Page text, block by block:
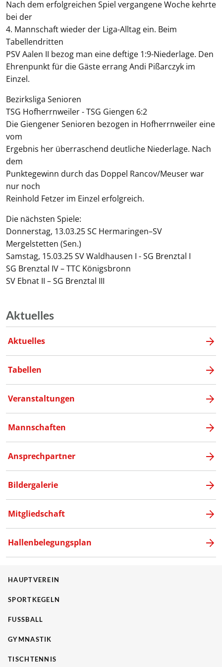
Nach dem erfolgreichen Spiel vergangene Woche kehrte
bei der
4. Mannschaft wieder der Liga-Alltag ein. Beim
Tabellendritten
PSV Aalen II bezog man eine deftige 1:9-Niederlage. Den
Ehrenpunkt für die Gäste errang Andi Pißarczyk im
Einzel.
Bezirksliga Senioren
TSG Hofherrnweiler - TSG Giengen 6:2
Die Giengener Senioren bezogen in Hofherrnweiler eine
vom
Ergebnis her überraschend deutliche Niederlage. Nach
dem
Punktegewinn durch das Doppel Rancov/Meuser war
nur noch
Reinhold Fetzer im Einzel erfolgreich.
Die nächsten Spiele:
Donnerstag, 13.03.25 SC Hermaringen–SV
Mergelstetten (Sen.)
Samstag, 15.03.25 SV Waldhausen I - SG Brenztal I
SG Brenztal IV – TTC Königsbronn
SV Ebnat II – SG Brenztal III
Aktuelles
Aktuelles
Tabellen
Veranstaltungen
Mannschaften
Ansprechpartner
Bildergalerie
Mitgliedschaft
Hallenbelegungsplan
HAUPTVEREIN
SPORTKEGELN
FUSSBALL
GYMNASTIK
TISCHTENNIS